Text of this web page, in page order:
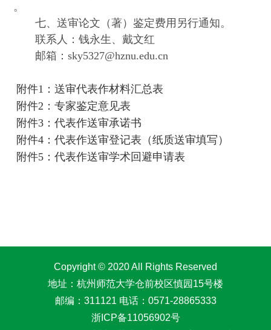
。
七、送审论文（著）鉴定费用另行通知。
联系人：钱永生、戴文红
邮箱：sky5327@hznu.edu.cn
附件1 ：送审代表作材料汇总表
附件2 ：专家鉴定意见表
附件3 ：代表作送审承诺书
附件4 ：代表作送审登记表（纸质送审填写）
附件5 ：代表作送审学术回避申请表
Copyright © 2020 All Rights Reserved
地址：杭州师范大学仓前校区慎园15号楼
邮编：311121 电话：0571-28865333
浙ICP备11056902号